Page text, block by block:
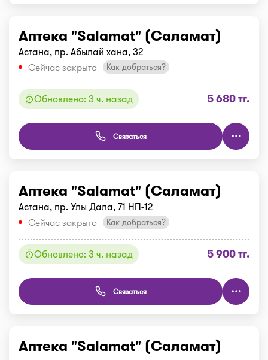
Аптека "Salamat" (Саламат)
Астана, пр. Абылай хана, 32
Сейчас закрыто
Как добраться?
Обновлено: 3 ч. назад 5 680 тг.
Связаться
Аптека "Salamat" (Саламат)
Астана, пр. Улы Дала, 71 НП-12
Сейчас закрыто
Как добраться?
Обновлено: 3 ч. назад 5 900 тг.
Связаться
Аптека "Salamat" (Саламат)